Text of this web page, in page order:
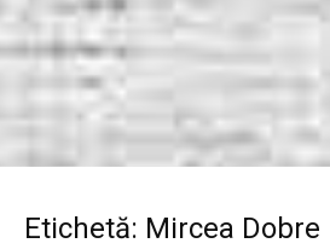
Etichetă: Mircea Dobre